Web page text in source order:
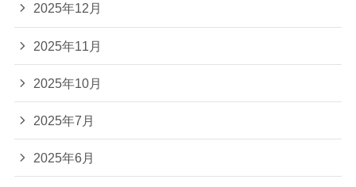
2025年12月
2025年11月
2025年10月
2025年7月
2025年6月